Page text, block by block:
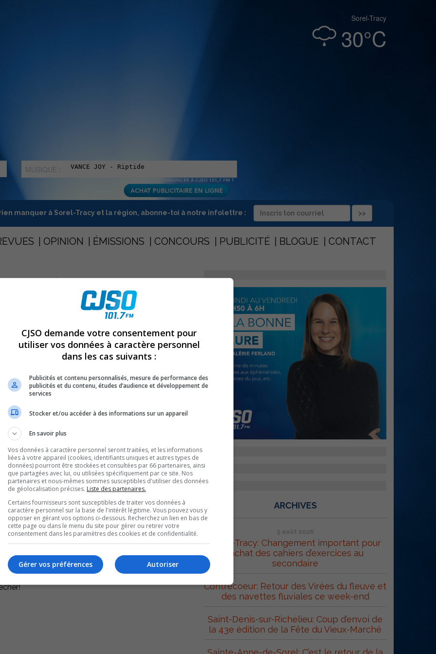
Sorel-Tracy
30°C
MUSIQUE :
manquer à Sorel-Tracy et la région, abonne-toi à notre infolettre :
OPINION ÉMISSIONS CONCOURS PUBLICITÉ BLOGUE CONTACT
CONTINUENT DE RÉGRESSER
continuent de régresser
continuent de régresser selon de nouvelles
ministère des Ressources naturelles et de la Faune,
ce mois ci.
le report du début de la saison de pêche des
années, dans l’aire faunique du lac Saint-Pierre,
les pêcheurs sportifs au nom de la protection de
en péril au point de limiter les prises, pourquoi fait-il
qui en fassent les frais? Il ajoute que la logique est
et ci ce n’est pas suffisant arrêtons carrément toute
de pêcheurs sportifs, de là l’existence de la Fête de
poisson numéro un pour initier un nouveau pêcheur
ARCHIVES
5 août 2026
Sorel-Tracy: Changement important pour
l’achat des cahiers d’exercices au
secondaire
Contrecoeur: Retour des Virées du fleuve et
des navettes fluviales ce week-end
Saint-Denis-sur-Richelieu: Coup d’envoi de
la 43e édition de la Fête du Vieux-Marché
CJSO demande votre consentement pour
utiliser vos données à caractère personnel
dans les cas suivants :
Publicités et contenu personnalisés, mesure de performance des
publicités et du contenu, études d’audience et développement de
services
Stocker et/ou accéder à des informations sur un appareil
En savoir plus
Vos données à caractère personnel seront traitées, et les informations
liées à votre appareil (cookies, identifiants uniques et autres types de
données) pourront être stockées et consultées par 66 partenaires, ainsi
que partagées avec lui, ou utilisées spécifiquement par ce site. Nos
partenaires et nous-mêmes sommes susceptibles d'utiliser des données
de géolocalisation précises. Liste des partenaires.
Certains fournisseurs sont susceptibles de traiter vos données à
caractère personnel sur la base de l'intérêt légitime. Vous pouvez vous y
opposer en gérant vos options ci-dessous. Recherchez un lien en bas de
cette page ou dans le menu du site pour gérer ou retirer votre
consentement dans les paramètres des cookies et de confidentialité.
Autoriser
Gérer vos préférences